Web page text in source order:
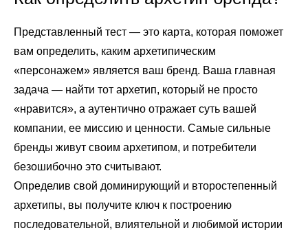
Представленный тест — это карта, которая поможет
вам определить, каким архетипическим
«персонажем» является ваш бренд. Ваша главная
задача — найти тот архетип, который не просто
«нравится», а аутентично отражает суть вашей
компании, ее миссию и ценности. Самые сильные
бренды живут своим архетипом, и потребители
безошибочно это считывают.
Определив свой доминирующий и второстепенный
архетипы, вы получите ключ к построению
последовательной, влиятельной и любимой истории